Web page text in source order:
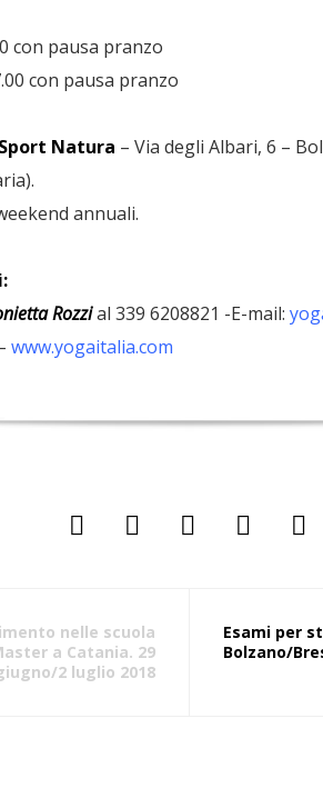
con pausa pranzo
con pausa pranzo
Natura – Via degli Albari, 6 –
annuali.
Rozzial 339 6208821 -E-mail:
www.yogaitalia.com
nelle scuola
a Catania. 29
2 luglio 2018
Esami per
Bolzano/